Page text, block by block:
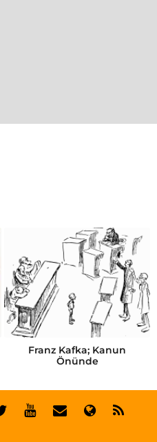
Franz Kafka; Kanun
Önünde